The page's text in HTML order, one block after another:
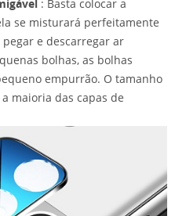
: Basta colocar a
se misturará perfeitamente
pegar e descarregar ar
bolhas, as bolhas
empurrão. O tamanho
maioria das capas de